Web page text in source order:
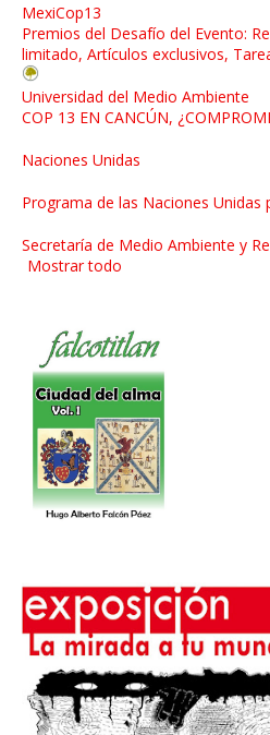
MexiCop13
Premios del Desafío del Evento:
limitado, Artículos exclusivos,
Universidad del Medio Ambiente
COP 13 EN CANCÚN,
Naciones Unidas
Programa de las Naciones Unidas
Secretaría de Medio Ambiente y
Mostrar todo